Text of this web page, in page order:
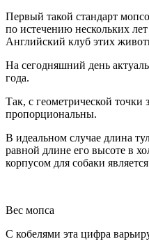
Первый такой стандарт
по истечению нескольких
Английский клуб этих
На сегодняшний день
года.
Так, с геометрической точки
пропорциональны.
В идеальном случае длина
равной длине его высоте в
корпусом для собаки
Вес мопса
С кобелями эта цифра